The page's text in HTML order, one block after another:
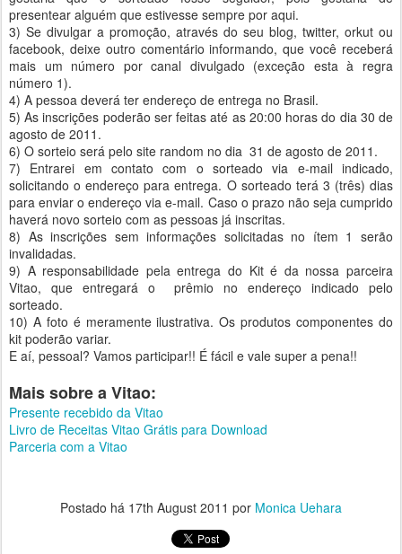
presentear alguém que estivesse sempre por aqui.
3) Se divulgar a promoção, através do seu blog, twitter, orkut ou
facebook, deixe outro comentário informando, que você receberá
mais um número por canal divulgado (exceção esta à regra
número 1).
4) A pessoa deverá ter endereço de entrega no Brasil.
5) As inscrições poderão ser feitas até as 20:00 horas do dia 30 de
agosto de 2011.
6) O sorteio será pelo site random no dia 31 de agosto de 2011.
7) Entrarei em contato com o sorteado via e-mail indicado,
solicitando o endereço para entrega. O sorteado terá 3 (três) dias
para enviar o endereço via e-mail. Caso o prazo não seja cumprido
haverá novo sorteio com as pessoas já inscritas.
8) As inscrições sem informações solicitadas no ítem 1 serão
invalidadas.
9) A responsabilidade pela entrega do Kit é da nossa parceira
Vitao, que entregará o prêmio no endereço indicado pelo
sorteado.
10) A foto é meramente ilustrativa. Os produtos componentes do
kit poderão variar.
E aí, pessoal? Vamos participar!! É fácil e vale super a pena!!
Mais sobre a Vitao:
Presente recebido da Vitao
Livro de Receitas Vitao Grátis para Download
Parceria com a Vitao
Postado há 17th August 2011 por Monica Uehara